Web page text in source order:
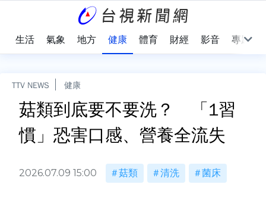
生活 氣象 地方 健康 體育 財經 影音 專題
TTV NEWS 健康
菇類到底要不要洗？ 「1習
慣」恐害口感、營養全流失
2026.07.09 15:00 菇類 清洗 菌床